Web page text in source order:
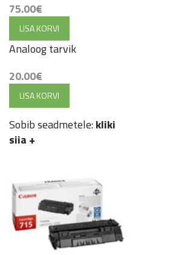
75.00€
LISA KORVI
Analoog tarvik
20.00€
LISA KORVI
Sobib seadmetele:kliki
siia +